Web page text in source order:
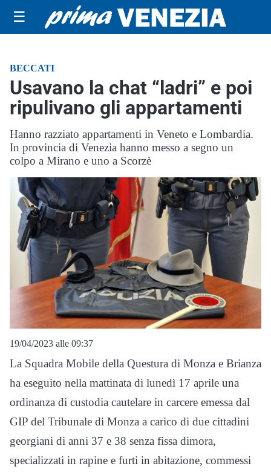
☰
BECCATI
Usavano la chat “ladri” e poi
ripulivano gli appartamenti
Hanno razziato appartamenti in Veneto e Lombardia.
In provincia di Venezia hanno messo a segno un
colpo a Mirano e uno a Scorzè
19/04/2023 alle 09:37
La Squadra Mobile della Questura di Monza e Brianza
ha eseguito nella mattinata di lunedì 17 aprile una
ordinanza di custodia cautelare in carcere emessa dal
GIP del Tribunale di Monza a carico di due cittadini
georgiani di anni 37 e 38 senza fissa dimora,
specializzati in rapine e furti in abitazione, commessi